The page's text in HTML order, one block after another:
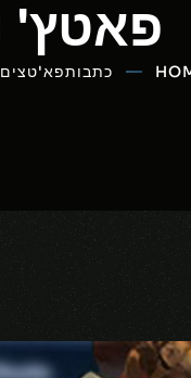
פאטץ' 6.3
כתבותפא'טצים